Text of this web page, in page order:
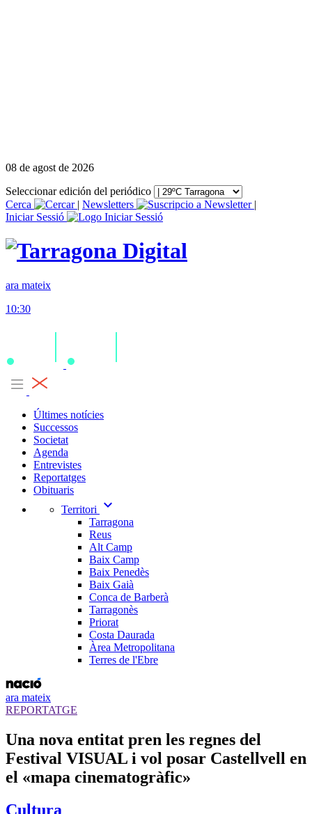
08 de agost de 2026
Seleccionar edición del periódico
Cerca
| Newsletters
|
Iniciar Sessió
ara mateix
10:30
Últimes notícies
Successos
Societat
Agenda
Entrevistes
Reportatges
Obituaris
Territori
expand_more
Tarragona
Reus
Alt Camp
Baix Camp
Baix Penedès
Baix Gaià
Conca de Barberà
Tarragonès
Priorat
Costa Daurada
Àrea Metropolitana
Terres de l'Ebre
ara mateix
REPORTATGE
Una nova entitat pren les regnes del
Festival VISUAL i vol posar Castellvell en
el «mapa cinematogràfic»
Cultura